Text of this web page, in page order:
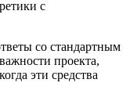
с
со стандартным
проекта,
эти средства